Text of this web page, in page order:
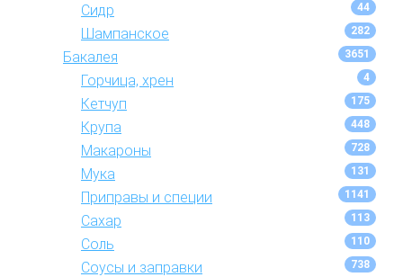
Сидр 44
Шампанское 282
Бакалея 3651
Горчица, хрен 4
Кетчуп 175
Крупа 448
Макароны 728
Мука 131
Приправы и специи 1141
Сахар 113
Соль 110
Соусы и заправки 738